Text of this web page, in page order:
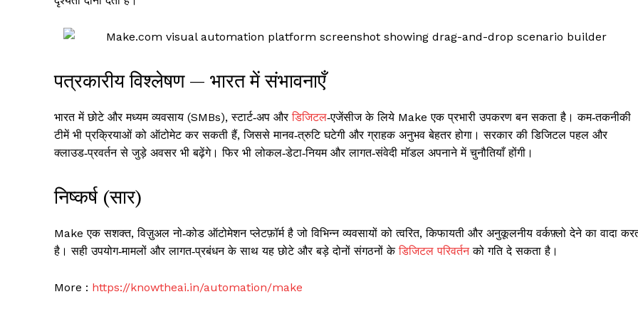
पत्रकारीय विश्लेषण — भारत में संभावनाएँ
भारत में छोटे और मध्यम व्यवसाय (SMBs), स्टार्ट‑अप औरडिजिटल‑एजेंसीज के लिये Make एक प्रभारी उपकरण बन सकता है। कम‑तकनीकी
टीमें भी प्रक्रियाओं को ऑटोमेट कर सकती हैं, जिससे मानव‑त्रुटि घटेगी और ग्राहक अनुभव बेहतर होगा। सरकार की डिजिटल पहल और
क्लाउड‑प्रवर्तन से जुड़े अवसर भी बढ़ेंगे। फिर भी लोकल‑डेटा‑नियम और लागत‑संवेदी मॉडल अपनाने में चुनौतियाँ होंगी।
निष्कर्ष (सार)
Make एक सशक्त, विज़ुअल नो‑कोड ऑटोमेशन प्लेटफ़ॉर्म है जो विभिन्न व्यवसायों को त्वरित, किफायती और अनुकूलनीय वर्कफ़्लो देने का वादा
है। सही उपयोग‑मामलों और लागत‑प्रबंधन के साथ यह छोटे और बड़े दोनों संगठनों केडिजिटल परिवर्तनको गति दे सकता है।
More : https://knowtheai.in/automation/make